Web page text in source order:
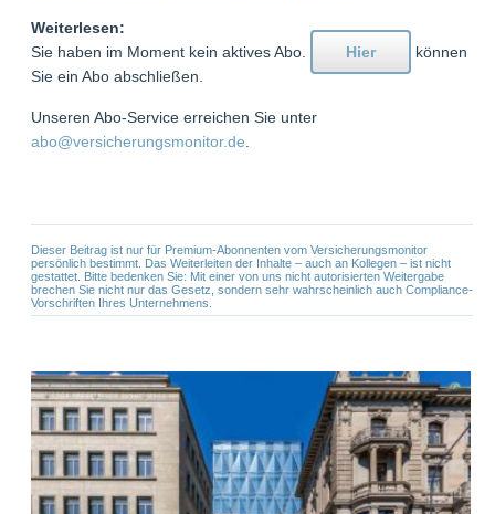
Weiterlesen:
Sie haben im Moment kein aktives Abo.
Hier
können
Sie ein Abo abschließen.
Unseren Abo-Service erreichen Sie unter
abo@versicherungsmonitor.de
Dieser Beitrag ist nur für Premium-Abonnenten vom Versicherungsmonitor
persönlich bestimmt. Das Weiterleiten der Inhalte – auch an Kollegen – ist nicht
gestattet. Bitte bedenken Sie: Mit einer von uns nicht autorisierten Weitergabe
brechen Sie nicht nur das Gesetz, sondern sehr wahrscheinlich auch Compliance-
Vorschriften Ihres Unternehmens.